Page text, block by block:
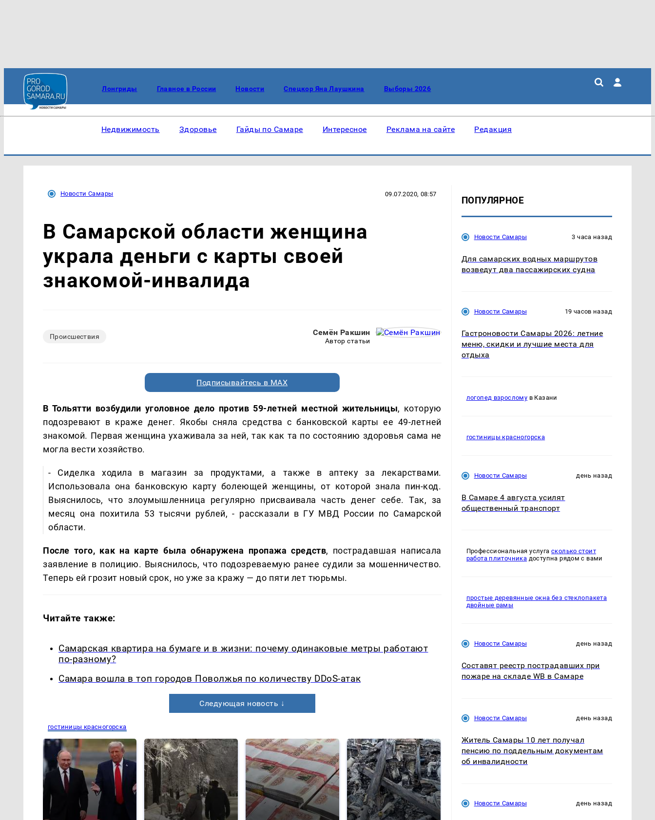
Лонгриды Главное в России Новости Спецкор Яна Лаушкина Выборы 2026
Недвижимость Здоровье Гайды по Самаре Интересное Реклама на сайте Редакция
Новости Самары 09.07.2020, 08:57
В Самарской области женщина
украла деньги с карты своей
знакомой-инвалида
Происшествия Семён Ракшин
Автор статьи
Подписывайтесь в MAX
В Тольятти возбудили уголовное дело против 59-летней местной жительницы, которую
подозревают в краже денег. Якобы сняла средства с банковской карты ее 49-летней
знакомой. Первая женщина ухаживала за ней, так как та по состоянию здоровья сама не
могла вести хозяйство.
- Сиделка ходила в магазин за продуктами, а также в аптеку за лекарствами.
Использовала она банковскую карту болеющей женщины, от которой знала пин-код.
Выяснилось, что злоумышленница регулярно присваивала часть денег себе. Так, за
месяц она похитила 53 тысячи рублей, - рассказали в ГУ МВД России по Самарской
области.
После того, как на карте была обнаружена пропажа средств, пострадавшая написала
заявление в полицию. Выяснилось, что подозреваемую ранее судили за мошенничество.
Теперь ей грозит новый срок, но уже за кражу — до пяти лет тюрьмы.
Читайте также:
Самарская квартира на бумаге и в жизни: почему одинаковые метры работают
по-разному?
Самара вошла в топ городов Поволжья по количеству DDoS-атак
Следующая новость ↓
гостиницы красногорска
ПОПУЛЯРНОЕ
Новости Самары 3 часа назад
Для самарских водных маршрутов
возведут два пассажирских судна
Новости Самары 19 часов назад
Гастроновости Самары 2026: летние
меню, скидки и лучшие места для
отдыха
логопед взрослому в Казани
гостиницы красногорска
Новости Самары день назад
В Самаре 4 августа усилят
общественный транспорт
Профессиональная услуга сколько стоит
работа плиточника доступна рядом с вами
простые деревянные окна без стеклопакета
двойные рамы
Новости Самары день назад
Составят реестр пострадавших при
пожаре на складе WB в Самаре
Новости Самары день назад
Житель Самары 10 лет получал
пенсию по поддельным документам
об инвалидности
Новости Самары день назад